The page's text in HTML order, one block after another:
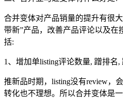
合并变体对产品销量的提升有很
带新”产品，改善产品评论以及在
括:
1、增加单listing评论数量, 蹭排名,
推新品时期，listing没有review，
转化也不理想。所以合并变体是